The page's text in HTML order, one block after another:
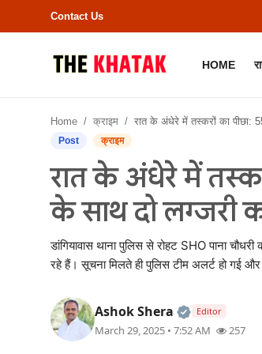
Contact Us
HOME
Contact Us
राजस्थान
राजनीति
बॉलीवुड
Home क्राइम रात के अंधेरे में तस्करों का पीछा: 55 लाख के मादक पदार्थ के साथ
Post क्राइम
रात के अंधेरे में
के साथ दो लग्जरी
डांगियावास थाना पुलिस से रोहट SHO पाना
रहे हैं। सूचना मिलते ही पुलिस टीम अलर्ट हो गई
Ashok Shera Official |
Editor
March 29, 2025 • 7:52 AM 257